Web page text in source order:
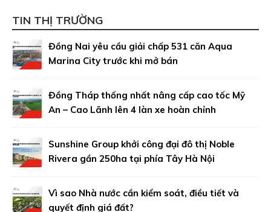
TIN THỊ TRƯỜNG
Đồng Nai yêu cầu giải chấp 531 căn Aqua
Marina City trước khi mở bán
Đồng Tháp thống nhất nâng cấp cao tốc Mỹ
An – Cao Lãnh lên 4 làn xe hoàn chỉnh
Sunshine Group khởi công đại đô thị Noble
Rivera gần 250ha tại phía Tây Hà Nội
Vì sao Nhà nước cần kiểm soát, điều tiết và
quyết định giá đất?